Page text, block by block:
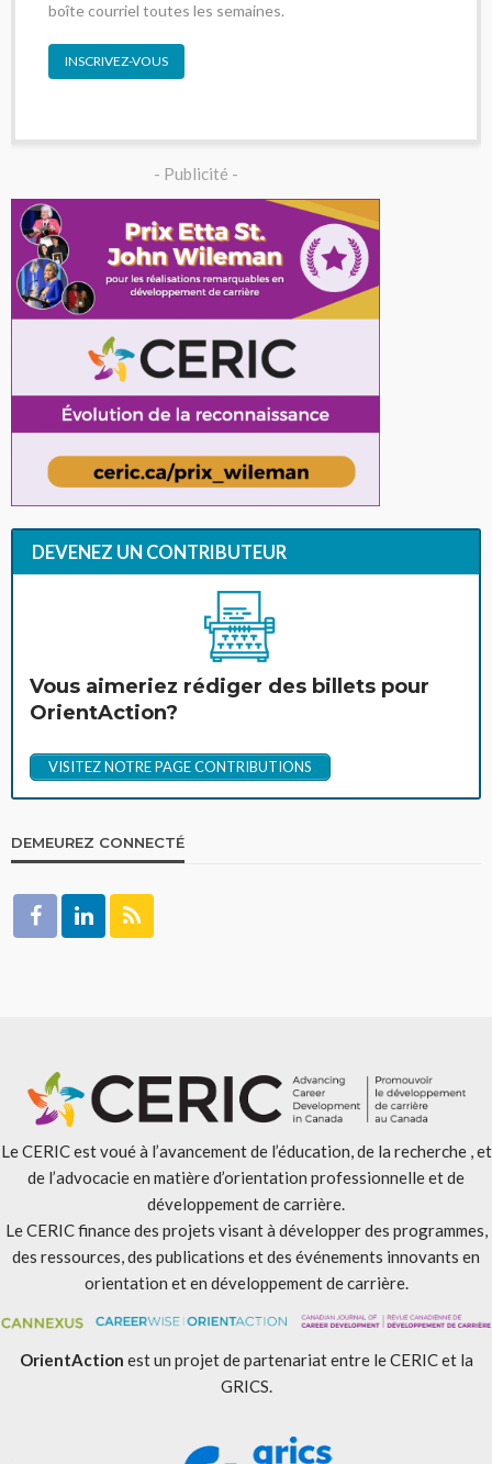
boîte courriel toutes les semaines.
INSCRIVEZ-VOUS
- Publicité -
DEVENEZ UN CONTRIBUTEUR
Vous aimeriez rédiger des billets pour
OrientAction?
VISITEZ NOTRE PAGE CONTRIBUTIONS
DEMEUREZ CONNECTÉ
Le CERIC est voué à l’avancement de l’éducation, de la recherche , et
de l’advocacie en matière d’orientation professionnelle et de
développement de carrière.
Le CERIC finance des projets visant à développer des programmes,
des ressources, des publications et des événements innovants en
orientation et en développement de carrière.
OrientAction est un projet de partenariat entre le CERIC et la
GRICS.